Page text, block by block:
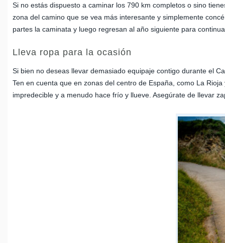
Si no estás dispuesto a caminar los 790 km completos o sino
zona del camino que se vea más interesante y simplemente
partes la caminata y luego regresan al año siguiente para
Lleva ropa para la ocasión
Si bien no deseas llevar demasiado equipaje contigo durante el
Ten en cuenta que en zonas del centro de España, como La
impredecible y a menudo hace frío y llueve. Asegúrate de llevar